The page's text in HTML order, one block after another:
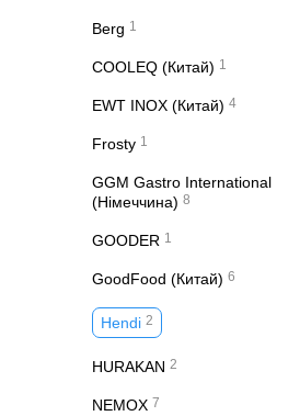
Berg 1
COOLEQ (Китай) 1
EWT INOX (Китай) 4
Frosty 1
GGM Gastro International
(Німеччина) 8
GOODER 1
GoodFood (Китай) 6
Hendi 2
HURAKAN 2
NEMOX 7